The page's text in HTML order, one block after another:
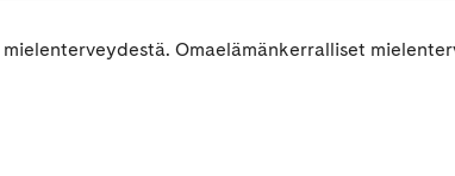
Omaelämänkerralliset